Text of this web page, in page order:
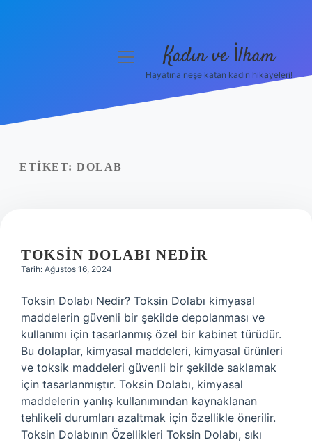
Yasal Uyarı
menüyü
Kadın ve İlham
Hayatına neşe katan kadın hikayeleri!
ETIKET: DOLAB
TOKSIN DOLABI NEDIR
Tarih: Ağustos 16, 2024
Toksin Dolabı Nedir? Toksin Dolabı kimyasal
maddelerin güvenli bir şekilde depolanması ve
kullanımı için tasarlanmış özel bir kabinet türüdür.
Bu dolaplar, kimyasal maddeleri, kimyasal ürünleri
ve toksik maddeleri güvenli bir şekilde saklamak
için tasarlanmıştır. Toksin Dolabı, kimyasal
maddelerin yanlış kullanımından kaynaklanan
tehlikeli durumları azaltmak için özellikle önerilir.
Toksin Dolabının Özellikleri Toksin Dolabı, sıkı